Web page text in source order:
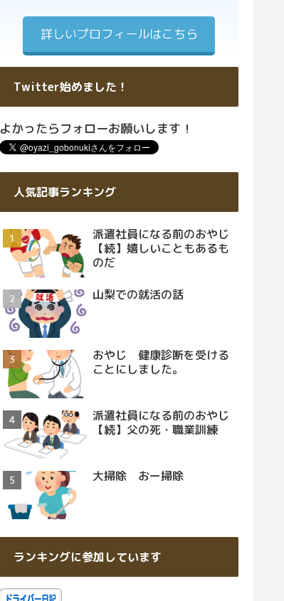
詳しいプロフィールはこちら
Twitter始めました！
よかったらフォローお願いします！
人気記事ランキング
派遣社員になる前のおやじ
【続】嬉しいこともあるも
のだ
山梨での就活の話
おやじ 健康診断を受ける
ことにしました。
派遣社員になる前のおやじ
【続】父の死・職業訓練
大掃除 おー掃除
ランキングに参加しています